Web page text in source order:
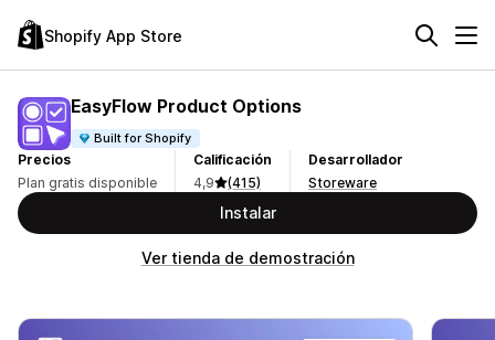
Shopify App Store
EasyFlow Product Options
Built for Shopify
Precios
Plan gratis disponible
Calificación
4,9
(415)
Desarrollador
Storeware
Instalar
Ver tienda de demostración